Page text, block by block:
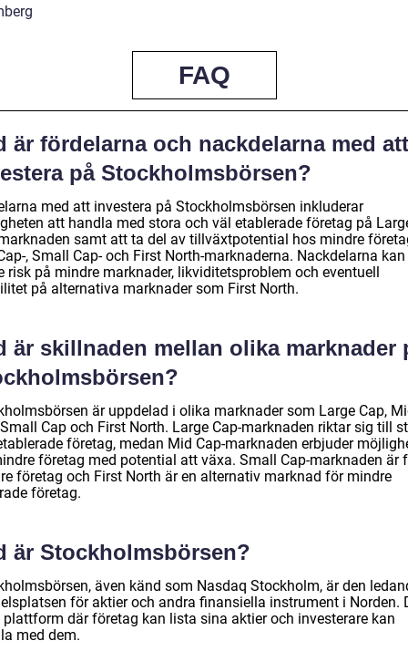
FAQ
är fördelarna och nackdelarna med att
på Stockholmsbörsen?
med att investera på Stockholmsbörsen inkluderar
att handla med stora och väl etablerade företag på
samt att ta del av tillväxtpotential hos mindre
, Small Cap- och First North-marknaderna. Nackdelarna
risk på mindre marknader, likviditetsproblem och eventuell
på alternativa marknader som First North.
är skillnaden mellan olika marknader
är uppdelad i olika marknader som Large Cap,
Cap och First North. Large Cap-marknaden riktar sig till
företag, medan Mid Cap-marknaden erbjuder
företag med potential att växa. Small Cap-marknaden är
företag och First North är en alternativ marknad för mindre
företag.
är Stockholmsbörsen?
även känd som Nasdaq Stockholm, är den
för aktier och andra finansiella instrument i Norden.
plattform där företag kan lista sina aktier och investerare kan
med dem.